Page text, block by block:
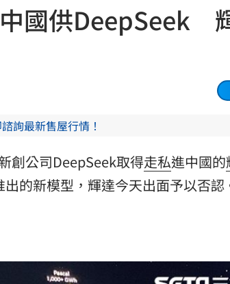
國供DeepSeek
詢最新售屋行情！
創公司DeepSeek取得走私進中國的
的新模型，輝達今天出面予以否認